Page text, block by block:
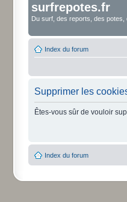
surfrepotes.fr
Du surf, des reports, des potes,
Index du forum
Supprimer les
Êtes-vous sûr de vouloir
Index du forum